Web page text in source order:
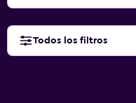
Todos los filtros